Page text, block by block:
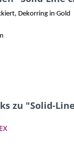
Dekorring in Gold
zu "Solid-